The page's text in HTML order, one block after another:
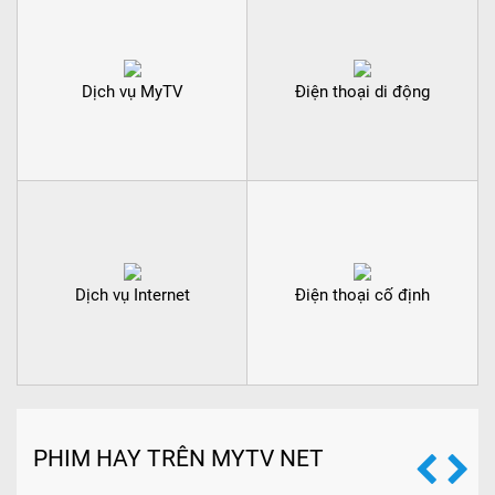
Dịch vụ MyTV Điện thoại di động
Dịch vụ Internet Điện thoại cố định
PHIM HAY TRÊN MYTV NET